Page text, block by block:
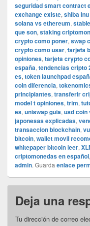
seguridad smart contract
exchange existe, shiba
solana vs ethereum,
que son, staking
crypto como poner, swap
crypto como usar, tarjeta
opiniones, tarjeta crypto
españa, tendencias cripto
es, token launchpad
coin diferencia,
principiantes, transferir
model t opiniones, trim,
es, uniswap guia, usd coin
japonesas explicadas,
transaccion blockchain,
bitcoin, wallet movil
whitepaper bitcoin leer,
criptomonedas en español,
admin. Guarda enlace
Deja una
Tu dirección de correo